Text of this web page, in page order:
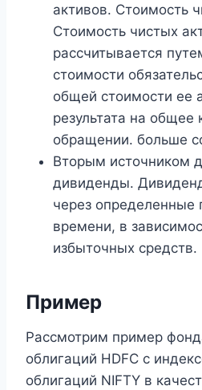
активов. Стоимость
Стоимость чистых
рассчитывается
стоимости
общей стоимости ее
результата на общее
обращении. больше
Вторым источником
дивиденды.
через определенные
времени, в
избыточных средств.
Пример
Рассмотрим пример
облигаций HDFC с
облигаций NIFTY в